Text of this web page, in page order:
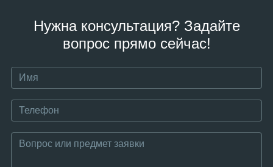
Нужна консультация? Задайте
вопрос прямо сейчас!